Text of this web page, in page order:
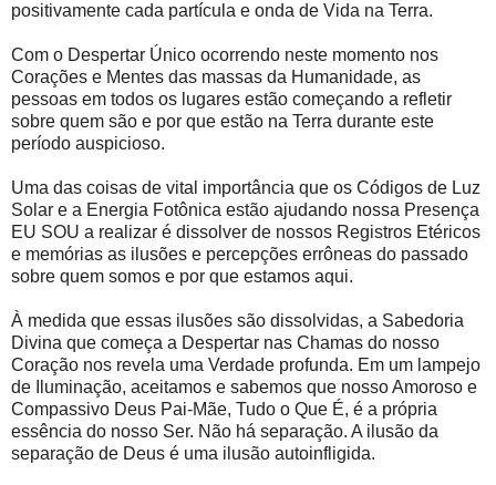
positivamente cada partícula e onda de Vida na Terra.
Com o Despertar Único ocorrendo neste momento nos
Corações e Mentes das massas da Humanidade, as
pessoas em todos os lugares estão começando a refletir
sobre quem são e por que estão na Terra durante este
período auspicioso.
Uma das coisas de vital importância que os Códigos de Luz
Solar e a Energia Fotônica estão ajudando nossa Presença
EU SOU a realizar é dissolver de nossos Registros Etéricos
e memórias as ilusões e percepções errôneas do passado
sobre quem somos e por que estamos aqui.
À medida que essas ilusões são dissolvidas, a Sabedoria
Divina que começa a Despertar nas Chamas do nosso
Coração nos revela uma Verdade profunda. Em um lampejo
de Iluminação, aceitamos e sabemos que nosso Amoroso e
Compassivo Deus Pai-Mãe, Tudo o Que É, é a própria
essência do nosso Ser. Não há separação. A ilusão da
separação de Deus é uma ilusão autoinfligida.